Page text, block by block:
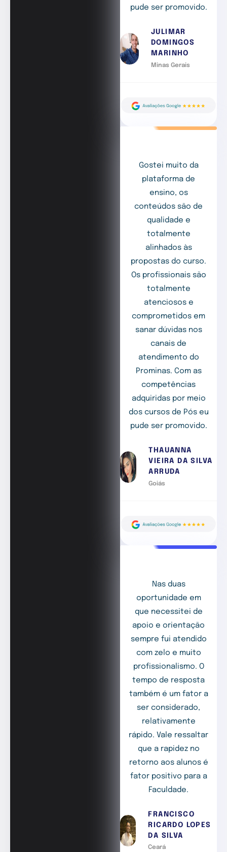
pude ser promovido.
JULIMAR
DOMINGOS
MARINHO
Minas Gerais
Gostei muito da
plataforma de
ensino, os
conteúdos são de
qualidade e
totalmente
alinhados às
propostas do curso.
Os profissionais são
totalmente
atenciosos e
comprometidos em
sanar dúvidas nos
canais de
atendimento do
Prominas. Com as
competências
adquiridas por meio
dos cursos de Pós eu
pude ser promovido.
THAUANNA
VIEIRA DA SILVA
ARRUDA
Goiás
Nas duas
oportunidade em
que necessitei de
apoio e orientação
sempre fui atendido
com zelo e muito
profissionalismo. O
tempo de resposta
também é um fator a
ser considerado,
relativamente
rápido. Vale ressaltar
que a rapidez no
retorno aos alunos é
fator positivo para a
Faculdade.
FRANCISCO
RICARDO LOPES
DA SILVA
Ceará